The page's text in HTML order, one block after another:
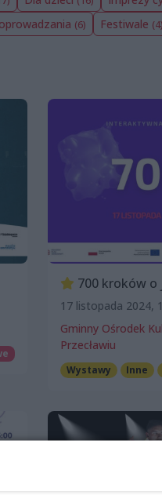
(6) Festiwale (4)
700 kroków
17 listopada 2024,
Gminny Ośrodek
Przecławiu
Wystawy Inne